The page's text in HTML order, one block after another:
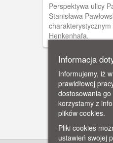
Perspektywa ulicy
Stanisława
Henkenhafa.
Informacja
Informujemy, iż
prawidłowej
dostosowania
korzystamy z
plików cookies.
Pliki cookies
ustawień swojej